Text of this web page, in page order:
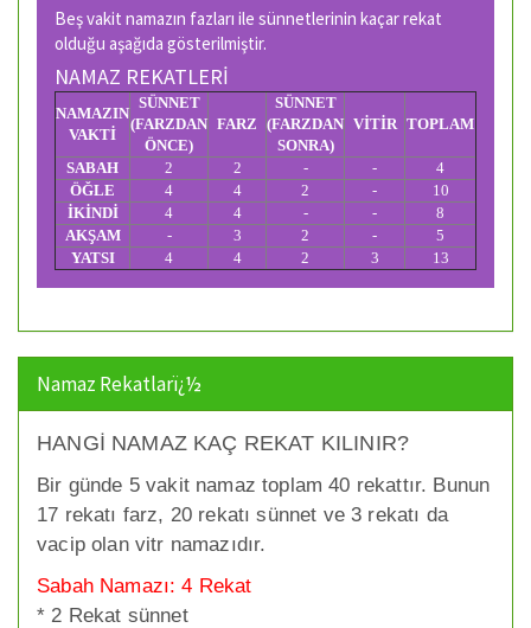
Beş vakit namazın fazları ile sünnetlerinin kaçar rekat
olduğu aşağıda gösterilmiştir.
NAMAZ REKATLERİ
NAMAZIN
VAKTİ
SÜNNET
(FARZDAN
ÖNCE)
FARZ
SÜNNET
(FARZDAN
SONRA)
VİTİR TOPLAM
SABAH 2 2 - -
4
ÖĞLE
4 4 2 -
10
İKİNDİ
4 4 - -
8
AKŞAM
- 3 2 -
5
YATSI
4 4 2 3 13
Namaz Rekatlarï¿½
HANGİ NAMAZ KAÇ REKAT KILINIR?
Bir günde 5 vakit namaz toplam 40 rekattır. Bunun
17 rekatı farz, 20 rekatı sünnet ve 3 rekatı da
vacip olan vitr namazıdır.
Sabah Namazı: 4 Rekat
* 2 Rekat sünnet